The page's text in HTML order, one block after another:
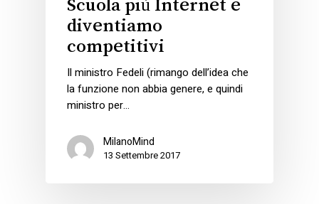
Scuola più Internet e
diventiamo
competitivi
Il ministro Fedeli (rimango dell’idea che
la funzione non abbia genere, e quindi
ministro per…
MilanoMind
13 Settembre 2017